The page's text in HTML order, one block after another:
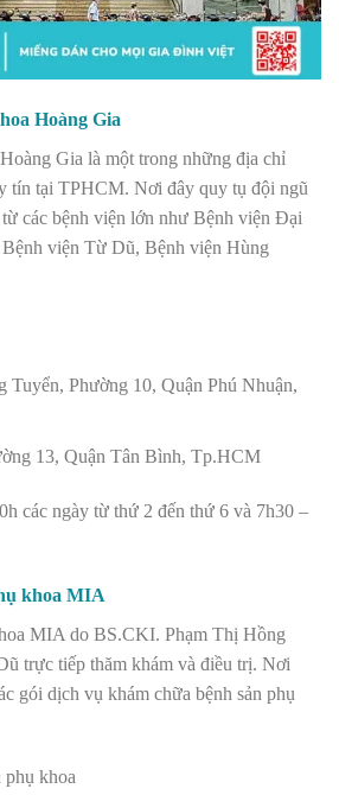
Hoàng Gia
Gia là một trong những địa chỉ
tín tại TPHCM. Nơi đây quy tụ đội ngũ
các bệnh viện lớn như Bệnh viện Đại
viện Từ Dũ, Bệnh viện Hùng
Tuyển, Phường 10, Quận Phú Nhuận,
13, Quận Tân Bình, Tp.HCM
các ngày từ thứ 2 đến thứ 6 và 7h30 –
khoa MIA
MIA do BS.CKI. Phạm Thị Hồng
trực tiếp thăm khám và điều trị. Nơi
gói dịch vụ khám chữa bệnh sản phụ
phụ khoa